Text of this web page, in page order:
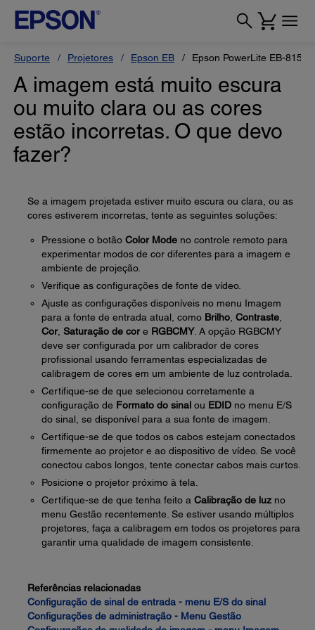
Suporte Projetores Epson EB Epson PowerLite EB-815E
A imagem está muito escura
ou muito clara ou as cores
estão incorretas. O que devo
fazer?
Se a imagem projetada estiver muito escura ou clara, ou as
cores estiverem incorretas, tente as seguintes soluções:
Pressione o botão Color Mode no controle remoto para
experimentar modos de cor diferentes para a imagem e
ambiente de projeção.
Verifique as configurações de fonte de vídeo.
Ajuste as configurações disponíveis no menu Imagem
para a fonte de entrada atual, como Brilho Contraste
Cor, Saturação de core RGBCMY. A opção RGBCMY
deve ser configurada por um calibrador de cores
profissional usando ferramentas especializadas de
calibragem de cores em um ambiente de luz controlada.
Certifique-se de que selecionou corretamente a
configuração de Formato do sinal ou EDID no menu E/S
do sinal, se disponível para a sua fonte de imagem.
Certifique-se de que todos os cabos estejam conectados
firmemente ao projetor e ao dispositivo de vídeo. Se você
conectou cabos longos, tente conectar cabos mais curtos.
Posicione o projetor próximo à tela.
Certifique-se de que tenha feito a Calibração de luz no
menu Gestão recentemente. Se estiver usando múltiplos
projetores, faça a calibragem em todos os projetores para
garantir uma qualidade de imagem consistente.
Referências relacionadas
Configuração de sinal de entrada - menu E/S do sinal
Configurações de administração - Menu Gestão